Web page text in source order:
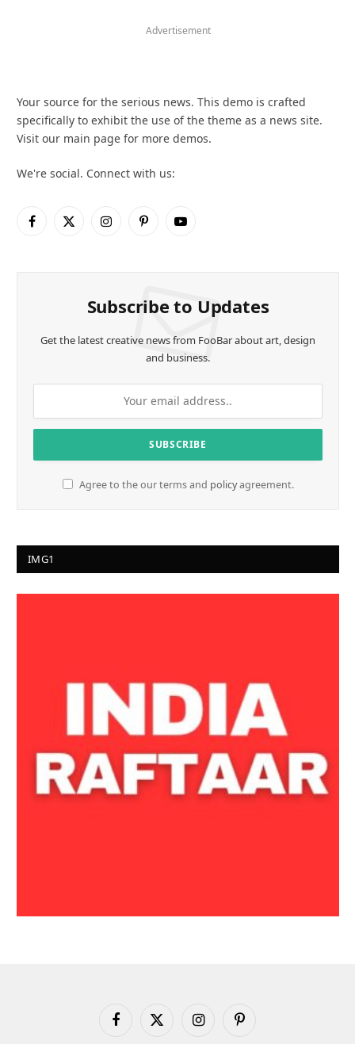
Advertisement
Your source for the serious news. This demo is crafted
specifically to exhibit the use of the theme as a news site.
Visit our main page for more demos.
We're social. Connect with us:
Facebook
X
InstagramPinterestYouTube
Subscribe to Updates
Get the latest creative news from FooBar about art, design
and business.
Agree to the our terms and policyagreement.
IMG1
FacebookX
InstagramPinterest